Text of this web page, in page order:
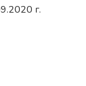
г.